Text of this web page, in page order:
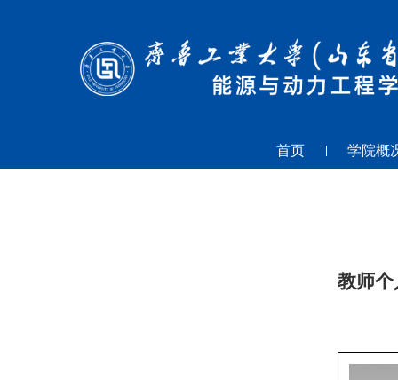
首页 学院概
教师